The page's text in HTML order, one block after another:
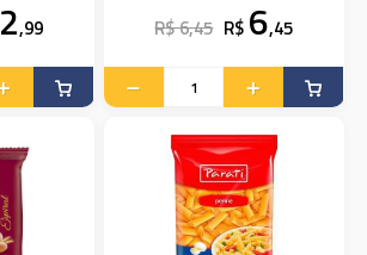
2,99 R$ 6,45 R$ 6,45